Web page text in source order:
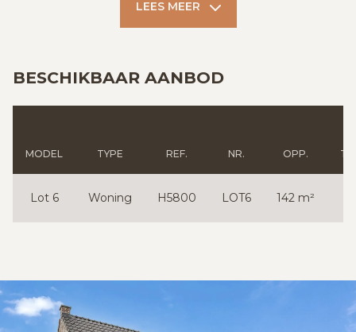
LEES MEER
BESCHIKBAAR AANBOD
MODEL TYPE REF. NR. OPP.
Lot 6 Woning H5800 LOT6 142 m²